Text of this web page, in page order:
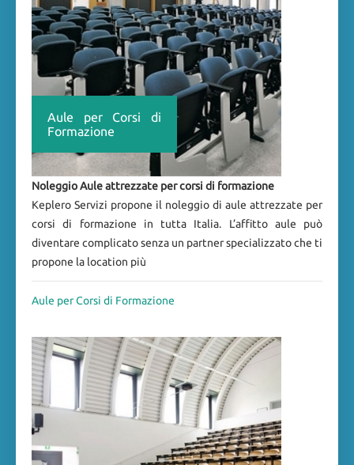
Aule per Corsi di
Formazione
Noleggio Aule attrezzate per corsi di formazione
Keplero Servizi propone il noleggio di aule attrezzate per
corsi di formazione in tutta Italia. L’affitto aule può
diventare complicato senza un partner specializzato che ti
propone la location più
Aule per Corsi di Formazione